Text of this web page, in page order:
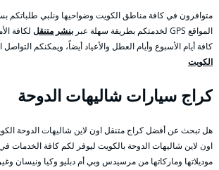
متوافرون في كافة مناطق الكويت وضواحيها ونلبي طلباتكم
المواقع GPS لخدمتكم بطريقة سهلة عبر
بنشر متنقل
كافة أيام الأسبوع وأيام العطل والأعياد أيضاً، ويمكنكم
الكويت
كراج سيارات شاليهات الدوحة
هل تبحث عن أفضل كراج متنقل اون لاين شاليهات الدوحة
اون لاين شاليهات الدوحة بالكويت ليوفر لكم كافة الخدمات
موديلاتها وماركاتها من مرسيدس وبي أم دبليو وكيا ونيسان